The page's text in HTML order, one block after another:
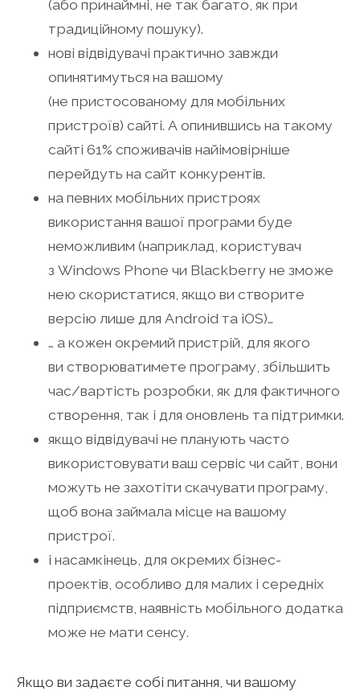
(або принаймні, не так багато, як при
традиційному пошуку).
нові відвідувачі практично завжди
опинятимуться на вашому
(не пристосованому для мобільних
пристроїв) сайті. А опинившись на такому
сайті 61% споживачів найімовірніше
перейдуть на сайт конкурентів.
на певних мобільних пристроях
використання вашої програми буде
неможливим (наприклад, користувач
з Windows Phone чи Blackberry не зможе
нею скористатися, якщо ви створите
версію лише для Android та iOS)…
… а кожен окремий пристрій, для якого
ви створюватимете програму, збільшить
час/вартість розробки, як для фактичного
створення, так і для оновлень та підтримки.
якщо відвідувачі не планують часто
використовувати ваш сервіс чи сайт, вони
можуть не захотіти скачувати програму,
щоб вона займала місце на вашому
пристрої.
і насамкінець, для окремих бізнес-
проектів, особливо для малих і середніх
підприємств, наявність мобільного додатка
може не мати сенсу.
Якщо ви задаєте собі питання, чи вашому